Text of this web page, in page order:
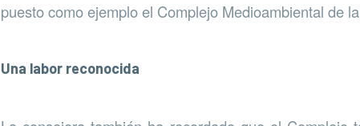
puesto como ejemplo el Complejo Medioambiental de
Una labor reconocida